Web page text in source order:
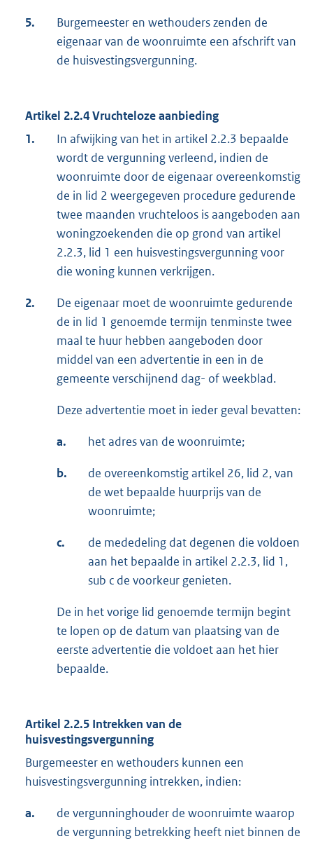
5.
Burgemeester en wethouders zenden de
eigenaar van de woonruimte een afschrift van
de huisvestingsvergunning.
Artikel 2.2.4 Vruchteloze aanbieding
1.
In afwijking van het in artikel 2.2.3 bepaalde
wordt de vergunning verleend, indien de
woonruimte door de eigenaar overeenkomstig
de in lid 2 weergegeven procedure gedurende
twee maanden vruchteloos is aangeboden aan
woningzoekenden die op grond van artikel
2.2.3, lid 1 een huisvestingsvergunning voor
die woning kunnen verkrijgen.
2.
De eigenaar moet de woonruimte gedurende
de in lid 1 genoemde termijn tenminste twee
maal te huur hebben aangeboden door
middel van een advertentie in een in de
gemeente verschijnend dag- of weekblad.
Deze advertentie moet in ieder geval bevatten:
a. het adres van de woonruimte;
b.
de overeenkomstig artikel 26, lid 2, van
de wet bepaalde huurprijs van de
woonruimte;
c.
de mededeling dat degenen die voldoen
aan het bepaalde in artikel 2.2.3, lid 1,
sub c de voorkeur genieten.
De in het vorige lid genoemde termijn begint
te lopen op de datum van plaatsing van de
eerste advertentie die voldoet aan het hier
bepaalde.
Artikel 2.2.5 Intrekken van de
huisvestingsvergunning
Burgemeester en wethouders kunnen een
huisvestingsvergunning intrekken, indien:
a.
de vergunninghouder de woonruimte waarop
de vergunning betrekking heeft niet binnen de